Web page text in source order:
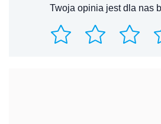
Twoja opinia jest dla nas